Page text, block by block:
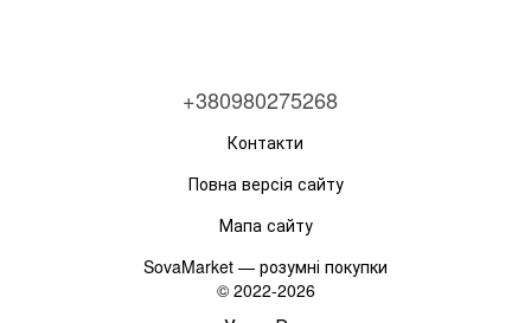
+380980275268
Контакти
Повна версія сайту
Мапа сайту
SovaMarket — розумні покупки
© 2022-2026